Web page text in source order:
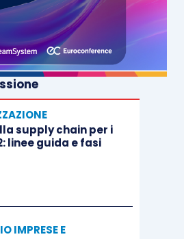
supply chain per i
linee guida e fasi
IMPRESE E